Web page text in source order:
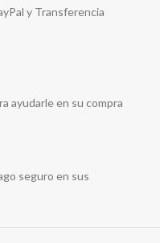
y Transferencia
ayudarle en su compra
seguro en sus